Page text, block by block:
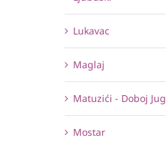
Lukavac
Maglaj
Matuzići - Doboj Jug
Mostar